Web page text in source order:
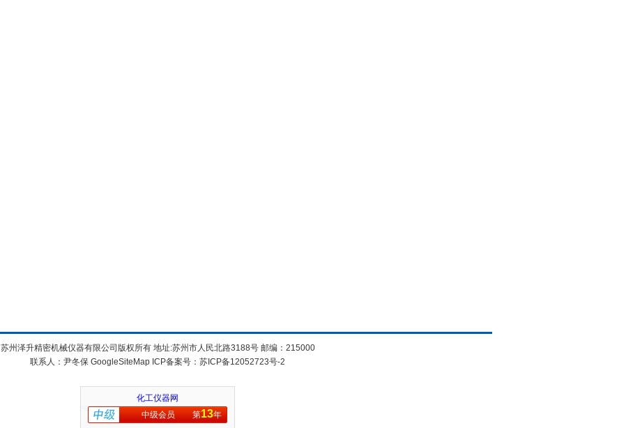
苏州泽升精密机械仪器有限公司版权所有 地址:苏州市人民北路3188号 邮编：215000
联系人：尹冬保 GoogleSiteMap ICP备案号： 苏ICP备12052723号-2
化工仪器网
中级会员
第13年